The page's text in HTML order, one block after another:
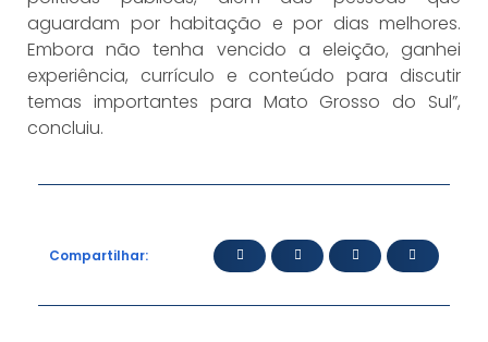
aguardam por habitação e por dias melhores.
Embora não tenha vencido a eleição, ganhei
experiência, currículo e conteúdo para discutir
temas importantes para Mato Grosso do Sul”,
concluiu.
Compartilhar: